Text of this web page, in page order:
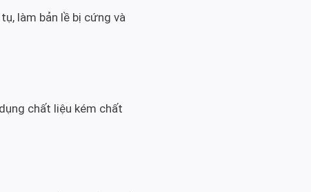
làm bản lề bị cứng và
chất liệu kém chất